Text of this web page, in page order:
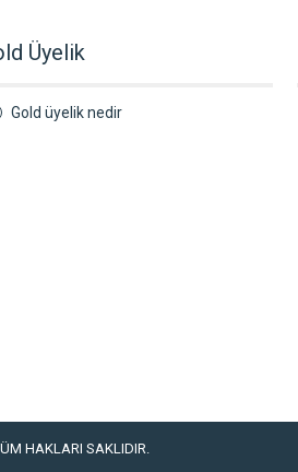
Üyelik
Gold üyelik nedir
HAKLARI SAKLIDIR.